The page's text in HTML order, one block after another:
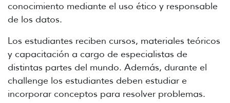
conocimiento mediante el uso ético y responsable
de los datos.
Los estudiantes reciben cursos, materiales teóricos
y capacitación a cargo de especialistas de
distintas partes del mundo. Además, durante el
challenge los estudiantes deben estudiar e
incorporar conceptos para resolver problemas.